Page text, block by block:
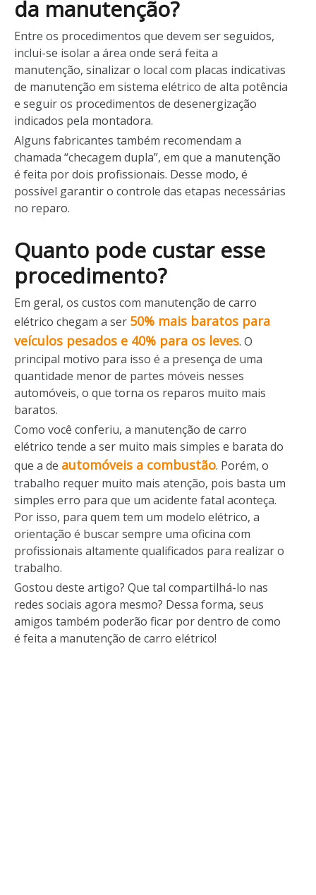
da manutenção?
Entre os procedimentos que devem ser seguidos,
inclui-se isolar a área onde será feita a
manutenção, sinalizar o local com placas indicativas
de manutenção em sistema elétrico de alta potência
e seguir os procedimentos de desenergização
indicados pela montadora.
Alguns fabricantes também recomendam a
chamada “checagem dupla”, em que a manutenção
é feita por dois profissionais. Desse modo, é
possível garantir o controle das etapas necessárias
no reparo.
Quanto pode custar esse
procedimento?
Em geral, os custos com manutenção de carro
elétrico chegam a ser 50% mais baratos para
veículos pesados e 40% para os leves. O
principal motivo para isso é a presença de uma
quantidade menor de partes móveis nesses
automóveis, o que torna os reparos muito mais
baratos.
Como você conferiu, a manutenção de carro
elétrico tende a ser muito mais simples e barata do
que a de automóveis a combustão. Porém, o
trabalho requer muito mais atenção, pois basta um
simples erro para que um acidente fatal aconteça.
Por isso, para quem tem um modelo elétrico, a
orientação é buscar sempre uma oficina com
profissionais altamente qualificados para realizar o
trabalho.
Gostou deste artigo? Que tal compartilhá-lo nas
redes sociais agora mesmo? Dessa forma, seus
amigos também poderão ficar por dentro de como
é feita a manutenção de carro elétrico!